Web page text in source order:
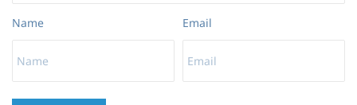
Name Email